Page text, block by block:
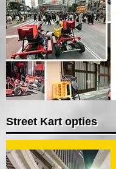
Street Kart opties